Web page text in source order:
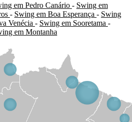
em Pedro Canário - Swing em
- Swing em Boa Esperança - Swing
Venécia - Swing em Sooretama -
em Montanha